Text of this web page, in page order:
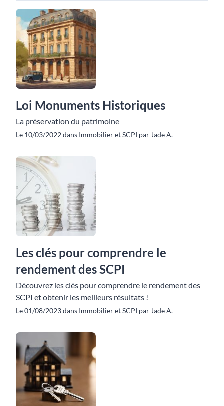
Loi Monuments Historiques
La préservation du patrimoine
Le 10/03/2022 dans Immobilier et SCPI par Jade A.
Les clés pour comprendre le
rendement des SCPI
Découvrez les clés pour comprendre le rendement des
SCPI et obtenir les meilleurs résultats !
Le 01/08/2023 dans Immobilier et SCPI par Jade A.